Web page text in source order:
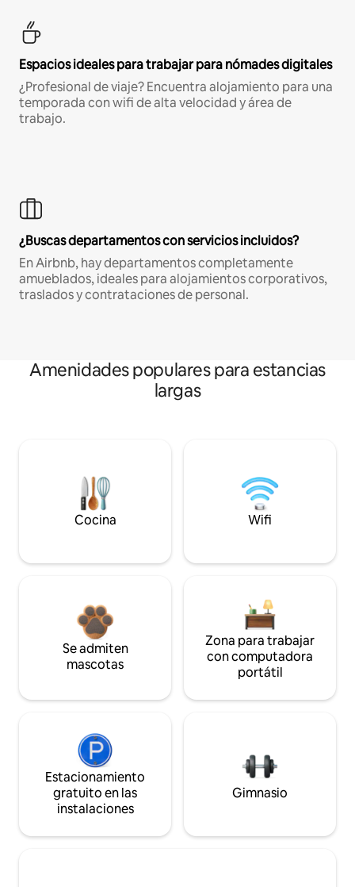
Espacios ideales para trabajar para nómades digitales
¿Profesional de viaje? Encuentra alojamiento para una
temporada con wifi de alta velocidad y área de
trabajo.
¿Buscas departamentos con servicios incluidos?
En Airbnb, hay departamentos completamente
amueblados, ideales para alojamientos corporativos,
traslados y contrataciones de personal.
Amenidades populares para estancias
largas
Cocina Wifi
Se admiten
mascotas
Zona para trabajar
con computadora
portátil
Estacionamiento
gratuito en las
instalaciones
Gimnasio